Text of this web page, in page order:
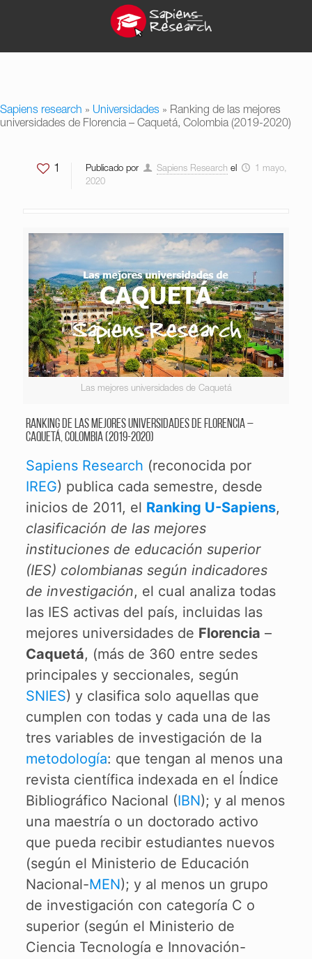
Sapiens research » Universidades » Ranking de las mejores
universidades de Florencia – Caquetá, Colombia (2019-2020)
1 Publicado por Sapiens Research el
1 mayo,
2020
Las mejores universidades de Caquetá
Ranking de las mejores universidades de Florencia –
Caquetá, Colombia (2019-2020)
Sapiens Research (reconocida por
IREG) publica cada semestre, desde
inicios de 2011, el Ranking U-Sapiens,
clasificación de las mejores
instituciones de educación superior
(IES) colombianas según indicadores
de investigación, el cual analiza todas
las IES activas del país, incluidas las
mejores universidades de Florencia –
Caquetá, (más de 360 entre sedes
principales y seccionales, según
SNIES) y clasifica solo aquellas que
cumplen con todas y cada una de las
tres variables de investigación de la
metodología: que tengan al menos una
revista científica indexada en el Índice
Bibliográfico Nacional (IBN); y al menos
una maestría o un doctorado activo
que pueda recibir estudiantes nuevos
(según el Ministerio de Educación
Nacional-MEN); y al menos un grupo
de investigación con categoría C o
superior (según el Ministerio de
Ciencia Tecnología e Innovación-